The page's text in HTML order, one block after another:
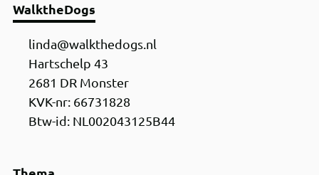
WalktheDogs
linda@walkthedogs.nl
Hartschelp 43
2681 DR Monster
KVK-nr: ‍66731828
Btw-id: NL002043125B44